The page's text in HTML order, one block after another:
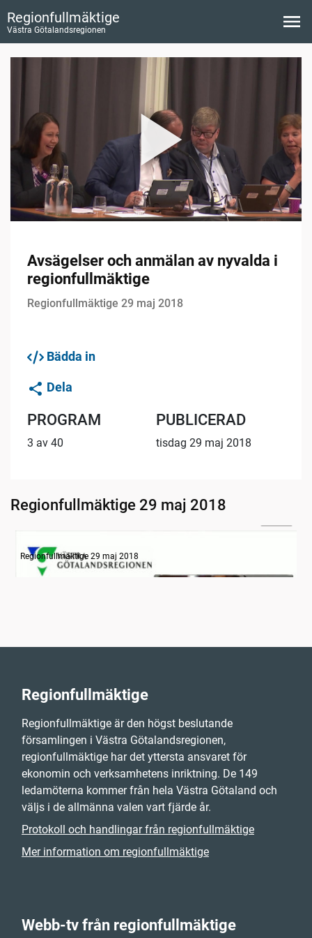
Regionfullmäktige
Västra Götalandsregionen
Avsägelser och anmälan av nyvalda i
regionfullmäktige
Regionfullmäktige 29 maj 2018
Bädda in
Dela
PROGRAM
3 av 40
PUBLICERAD
tisdag 29 maj 2018
Regionfullmäktige 29 maj 2018
Information
Regionfullmäktige 29 maj 2018
Regionfullmäktige
Regionfullmäktige är den högst beslutande
församlingen i Västra Götalandsregionen,
regionfullmäktige har det yttersta ansvaret för
ekonomin och verksamhetens inriktning. De 149
ledamöterna kommer från hela Västra Götaland och
väljs i de allmänna valen vart fjärde år.
Protokoll och handlingar från regionfullmäktige
Mer information om regionfullmäktige
Webb-tv från regionfullmäktige